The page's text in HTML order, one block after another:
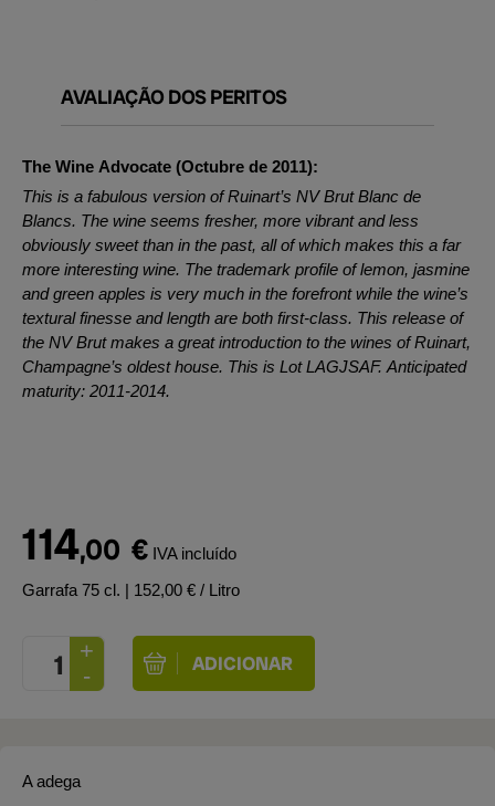
AVALIAÇÃO DOS PERITOS
The Wine Advocate (Octubre de 2011):
This is a fabulous version of Ruinart’s NV Brut Blanc de
Blancs. The wine seems fresher, more vibrant and less
obviously sweet than in the past, all of which makes this a far
more interesting wine. The trademark profile of lemon, jasmine
and green apples is very much in the forefront while the wine’s
textural finesse and length are both first-class. This release of
the NV Brut makes a great introduction to the wines of Ruinart,
Champagne’s oldest house. This is Lot LAGJSAF. Anticipated
maturity: 2011-2014.
114,00 € IVA incluído
Garrafa 75 cl. | 152,00 € / Litro
A adega